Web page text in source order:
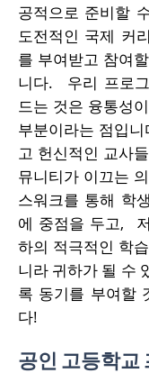
공적으로 준비할
도전적인 국제 커
를 부여받고 참여
니다.
우리 프로
드는 것은 융통성
부분이라는 점입니
고 헌신적인 교사
뮤니티가 이끄는
스워크를 통해 학
에 중점을 두고,
하의 적극적인 학
니라 귀하가 될 수
록 동기를 부여할
다!
공인 고등학교